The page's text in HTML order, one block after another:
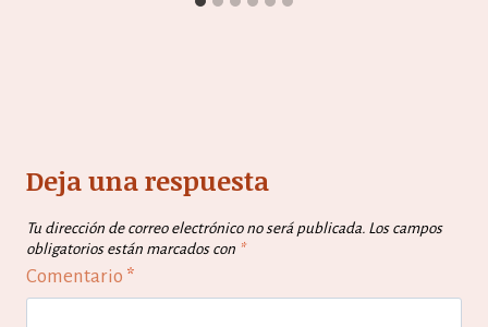
Deja una respuesta
Tu dirección de correo electrónico no será publicada. Los campos
obligatorios están marcados con *
Comentario *